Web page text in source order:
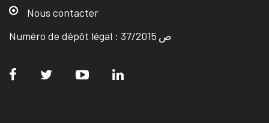
Nous contacter
Numéro de dépôt légal : ص 37/2015